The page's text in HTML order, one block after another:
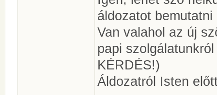
áldozatot
Van valahol az új
papi
KÉRDÉS!)
Áldozatról Isten